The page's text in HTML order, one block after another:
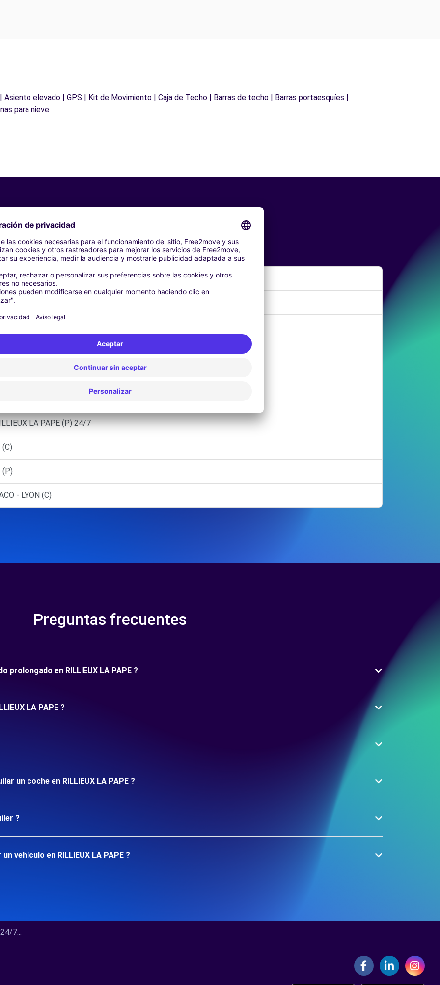
elevado | GPS | Kit de Movimiento | Caja de Techo | Barras de techo | Barras portaesquíes |
para nieve
Agencias similares
EN VELIN
(C)
LA PAPE (P) 24/7
(P)
- LYON (C)
Preguntas frecuentes
prolongado en RILLIEUX LA PAPE ?
LA PAPE ?
un coche en RILLIEUX LA PAPE ?
?
vehículo en RILLIEUX LA PAPE ?
7...